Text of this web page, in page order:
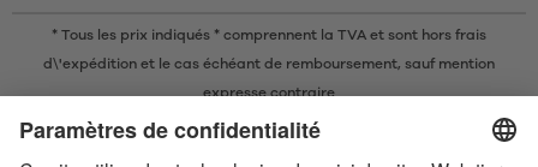
* Tous les prix indiqués * comprennent la TVA et sont hors frais
d\'expédition et le cas échéant de remboursement, sauf mention
expresse contraire
* La marque nominative et les logos Bluetooth® sont des marques